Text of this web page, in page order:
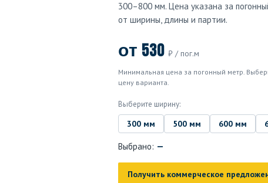
300–800 мм. Цена указана за
от ширины, длины и партии.
от 530 ₽ / пог.м
Минимальная цена за погонный метр.
цену варианта.
Выберите ширину:
300 мм 500 мм 600 мм
Выбрано: —
Получить коммерческое